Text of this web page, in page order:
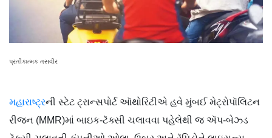
પ્રતીકાત્મક તસવીર
મહારાષ્ટ્રની સ્ટેટ ટ્રાન્સપોર્ટ ઑથોરિટીએ હવે મુંબઈ મેટ્રોપૉલિટન
રીજન (MMR)માં બાઇક-ટૅક્સી ચલાવવા પહેલેથી જ ઍપ-બેઝ્ડ